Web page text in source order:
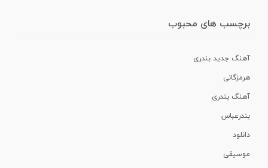
برچسب های محبوب
آهنگ جدید بندری
هرمزگانی
آهنگ بندری
بندرعباس
دانلود
موسیقی